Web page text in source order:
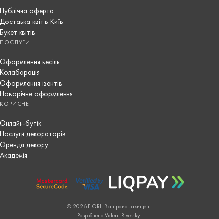
Публічна оферта
Доставка квітів Київ
Букет квітів
ПОСЛУГИ
Оформлення весіль
Колаборація
Оформлення івентів
Новорічне оформлення
КОРИСНЕ
Онлайн-бутік
Послуги декораторів
Оренда декору
Академія
© 2026 FIORI. Всі права захищені.
Розроблено Valerii Riverskyi